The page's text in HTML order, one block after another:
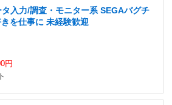
入力/調査・モニター系 SEGAバグチ
を仕事に 未経験歓迎
円